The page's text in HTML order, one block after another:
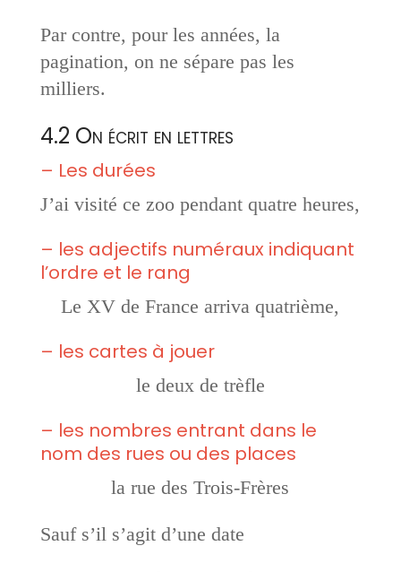
Par contre, pour les années, la
pagination, on ne sépare pas les
milliers.
4.2 On écrit en lettres
– Les durées
J’ai visité ce zoo pendant quatre heures,
– les adjectifs numéraux indiquant
l’ordre et le rang
Le XV de France arriva quatrième,
– les cartes à jouer
le deux de trèfle
– les nombres entrant dans le
nom des rues ou des places
la rue des Trois-Frères
Sauf s’il s’agit d’une date